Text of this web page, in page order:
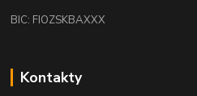
BIC: FIOZSKBAXXX
Kontakty